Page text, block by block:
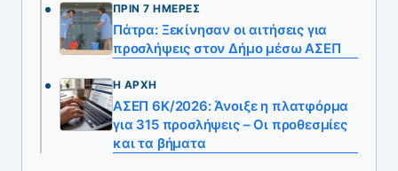
ΠΡΙΝ 7 ΗΜΈΡΕΣ
Πάτρα: Ξεκίνησαν οι αιτήσεις για
προσλήψεις στον Δήμο μέσω ΑΣΕΠ
Η ΑΡΧΉ
ΑΣΕΠ 6Κ/2026: Άνοιξε η πλατφόρμα
για 315 προσλήψεις – Οι προθεσμίες
και τα βήματα